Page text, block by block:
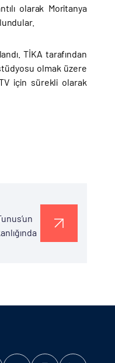
olarak Moritanya
TİKA tarafından
olmak üzere
için sürekli olarak